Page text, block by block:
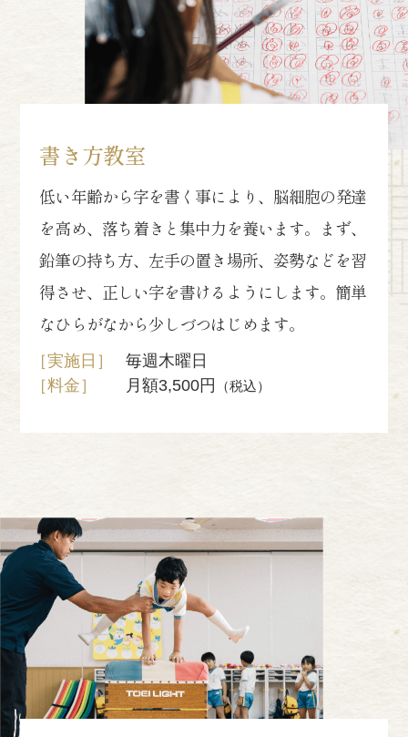
書き方教室
低い年齢から字を書く事により、脳細胞の発達
を高め、落ち着きと集中力を養います。まず、
鉛筆の持ち方、左手の置き場所、姿勢などを習
得させ、正しい字を書けるようにします。簡単
なひらがなから少しづつはじめます。
［実施日］
毎週木曜日
［料金］
月額3,500円 （税込）